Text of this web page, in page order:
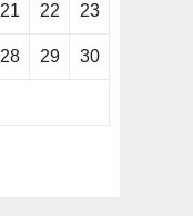
21 22 23
28 29 30